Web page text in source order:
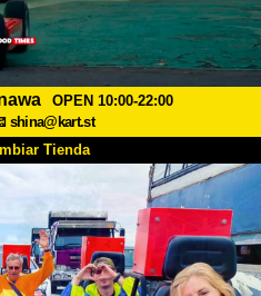
OPEN 10:00-22:00
shina@kart.st
Tienda
Precios
Preguntas Frecuentes